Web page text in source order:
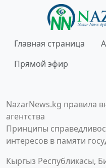
Главная страница
Прямой эфир
NazarNews.kg правила
агентства
Принципы
интересов в памяти
Кыргыз Республикасы,